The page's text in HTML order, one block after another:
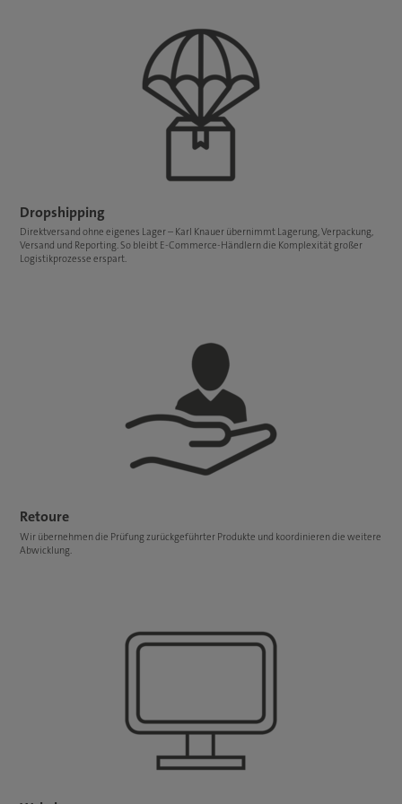
Dropshipping
Direktversand ohne eigenes Lager – Karl Knauer übernimmt Lagerung, Verpackung,
Versand und Reporting. So bleibt E-Commerce-Händlern die Komplexität großer
Logistikprozesse erspart.
Retoure
Wir übernehmen die Prüfung zurückgeführter Produkte und koordinieren die weitere
Abwicklung.